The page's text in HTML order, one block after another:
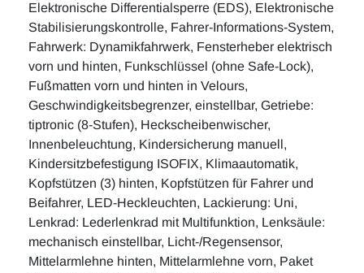
Elektronische Differentialsperre (EDS), Elektronische
Stabilisierungskontrolle, Fahrer-Informations-System,
Fahrwerk: Dynamikfahrwerk, Fensterheber elektrisch
vorn und hinten, Funkschlüssel (ohne Safe-Lock),
Fußmatten vorn und hinten in Velours,
Geschwindigkeitsbegrenzer, einstellbar, Getriebe:
tiptronic (8-Stufen), Heckscheibenwischer,
Innenbeleuchtung, Kindersicherung manuell,
Kindersitzbefestigung ISOFIX, Klimaautomatik,
Kopfstützen (3) hinten, Kopfstützen für Fahrer und
Beifahrer, LED-Heckleuchten, Lackierung: Uni,
Lenkrad: Lederlenkrad mit Multifunktion, Lenksäule:
mechanisch einstellbar, Licht-/Regensensor,
Mittelarmlehne hinten, Mittelarmlehne vorn, Paket